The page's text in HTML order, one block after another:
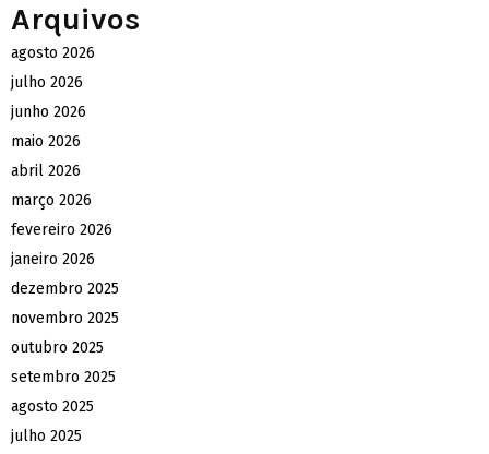
Arquivos
agosto 2026
julho 2026
junho 2026
maio 2026
abril 2026
março 2026
fevereiro 2026
janeiro 2026
dezembro 2025
novembro 2025
outubro 2025
setembro 2025
agosto 2025
julho 2025